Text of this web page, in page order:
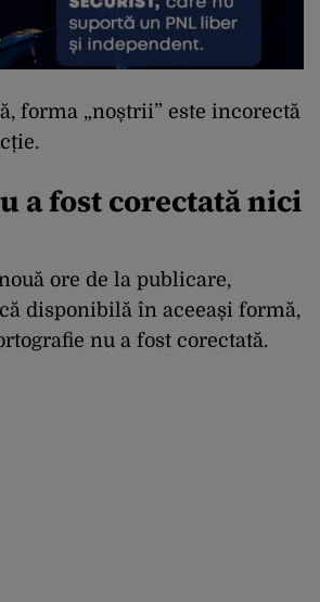
forma „noștrii” este incorectă
a fost corectată nici
ore de la publicare,
disponibilă în aceeași formă,
nu a fost corectată.